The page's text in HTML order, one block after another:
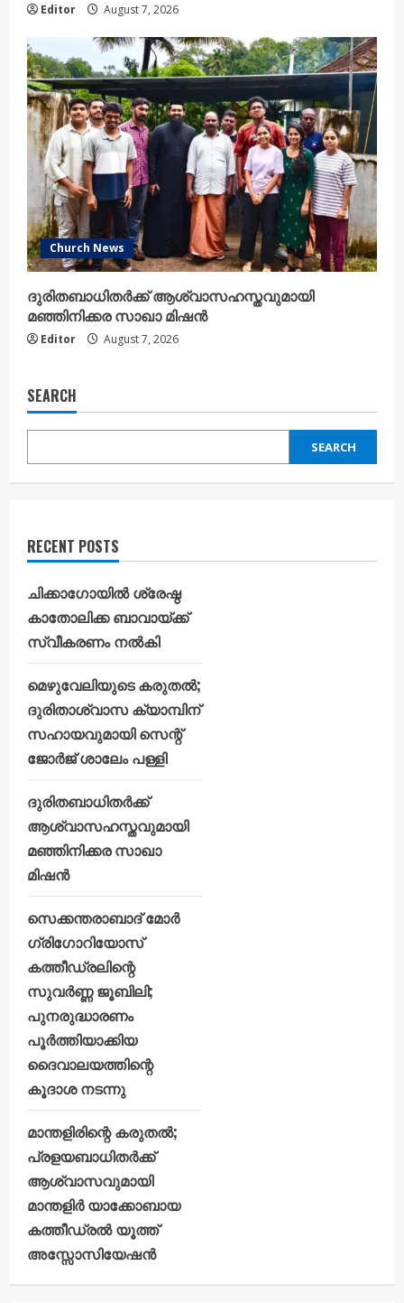
Editor August 7, 2026
Church News
ദുരിതബാധിതർക്ക് ആശ്വാസഹസ്തവുമായി
മഞ്ഞിനിക്കര സാഖാ മിഷൻ
Editor August 7, 2026
SEARCH
SEARCH
RECENT POSTS
ചിക്കാഗോയിൽ ശ്രേഷ്ഠ
കാതോലിക്ക ബാവായ്ക്ക്
സ്വീകരണം നൽകി
മെഴുവേലിയുടെ കരുതൽ;
ദുരിതാശ്വാസ ക്യാമ്പിന്
സഹായവുമായി സെന്റ്
ജോർജ് ശാലേം പള്ളി
ദുരിതബാധിതർക്ക്
ആശ്വാസഹസ്തവുമായി
മഞ്ഞിനിക്കര സാഖാ
മിഷൻ
സെക്കന്തരാബാദ് മോർ
ഗ്രിഗോറിയോസ്
കത്തീഡ്രലിന്റെ
സുവർണ്ണ ജൂബിലി;
പുനരുദ്ധാരണം
പൂർത്തിയാക്കിയ
ദൈവാലയത്തിന്റെ
കൂദാശ നടന്നു
മാന്തളിരിന്റെ കരുതൽ;
പ്രളയബാധിതർക്ക്
ആശ്വാസവുമായി
മാന്തളിർ യാക്കോബായ
കത്തീഡ്രൽ യൂത്ത്
അസ്സോസിയേഷൻ